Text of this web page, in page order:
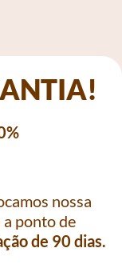
nossa
ponto de
de 90 dias.